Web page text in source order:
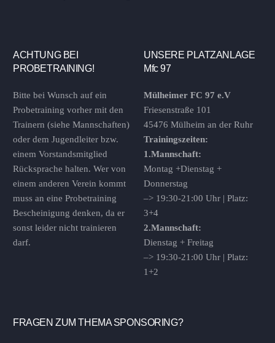
ACHTUNG BEI
PROBETRAINING!
Bitte bei Wunsch auf ein
Probetraining vorher mit den
Trainern (siehe Mannschaften)
oder dem Jugendleiter bzw.
einem Vorstandsmitglied
Rücksprache halten. Wer von
einem anderen Verein kommt
muss an eine Probetraining
Bescheinigung denken, da er
sonst leider nicht trainieren
darf.
UNSERE PLATZANLAGE
Mfc 97
Mülheimer FC 97 e.V
Friesenstraße 101
45476 Mülheim an der Ruhr
Trainingszeiten:
1.Mannschaft:
Montag +Dienstag +
Donnerstag
–> 19:30-21:00 Uhr | Platz:
3+4
2.Mannschaft:
Dienstag + Freitag
–> 19:30-21:00 Uhr | Platz:
1+2
FRAGEN ZUM THEMA SPONSORING?